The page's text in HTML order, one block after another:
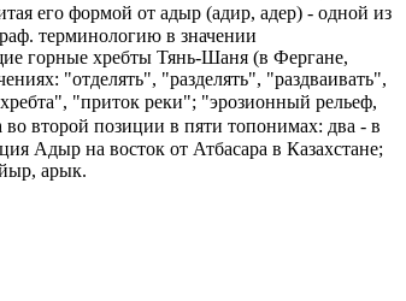
его формой от адыр (адир, адер) - одной из
терминологию в значении
горные хребты Тянь-Шаня (в Фергане,
"отделять", "разделять", "раздваивать",
"приток реки"; "эрозионный рельеф,
во второй позиции в пяти топонимах: два - в
Адыр на восток от Атбасара в Казахстане;
арык.